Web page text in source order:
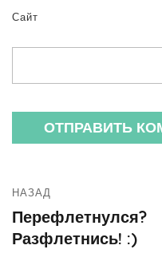
Сайт
НАЗАД
Перефлетнулся?
Разфлетнись! :)